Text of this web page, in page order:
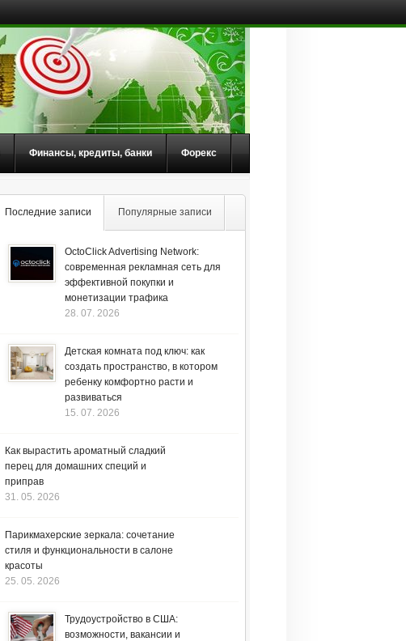
Финансы, кредиты, банки Форекс
Последние записи Популярные записи
OctoClick Advertising Network:
современная рекламная сеть для
эффективной покупки и
монетизации трафика
28. 07. 2026
Детская комната под ключ: как
создать пространство, в котором
ребенку комфортно расти и
развиваться
15. 07. 2026
Как вырастить ароматный сладкий
перец для домашних специй и
приправ
31. 05. 2026
Парикмахерские зеркала: сочетание
стиля и функциональности в салоне
красоты
25. 05. 2026
Трудоустройство в США:
возможности, вакансии и